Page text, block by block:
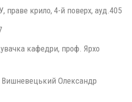
праве крило, 4-й поверх, ауд.405
кафедри, проф. Ярхо
Вишневецький Олександр